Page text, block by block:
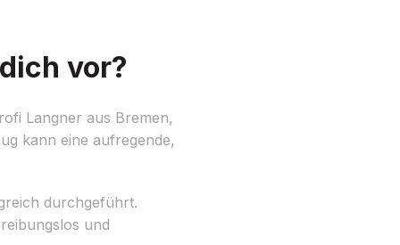
vor?
Langner aus Bremen,
kann eine aufregende,
durchgeführt.
und